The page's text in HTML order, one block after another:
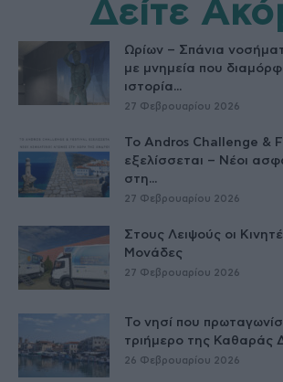
Δείτε
Ωρίων – Σπάνια
με μνημεία που
ιστορία...
27 Φεβρουαρίου 2026
Το Andros Challenge &
εξελίσσεται – Νέοι
στη...
27 Φεβρουαρίου 2026
Στους Λειψούς οι
Μονάδες
27 Φεβρουαρίου 2026
Το νησί που
τριήμερο της Καθαράς
26 Φεβρουαρίου 2026